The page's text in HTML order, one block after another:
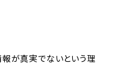
報が真実でないという理